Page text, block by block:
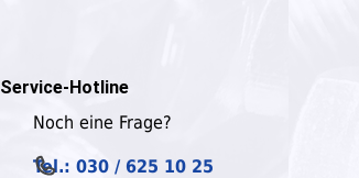
Service-Hotline
Noch eine Frage?
Tel.: 030 / 625 10 25